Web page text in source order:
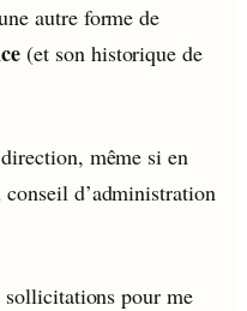
autre forme de
(et son historique de
même si en
d’administration
pour me